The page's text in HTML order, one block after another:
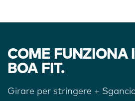
COME FUNZIONA
BOA FIT.
Girare per stringere +